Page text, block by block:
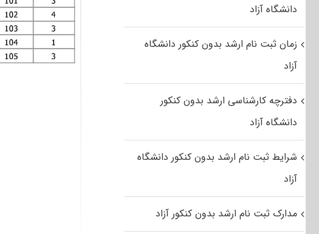
دانشگاه آزاد
زمان ثبت نام ارشد بدون کنکور دانشگاه
آزاد
دفترچه کارشناسی ارشد بدون کنکور
دانشگاه آزاد
شرایط ثبت نام ارشد بدون کنکور دانشگاه
آزاد
مدارک ثبت نام ارشد بدون کنکور آزاد